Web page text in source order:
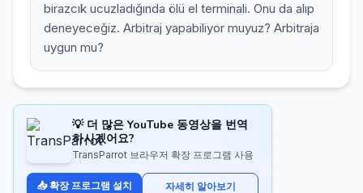
birazcık ucuzladığında ölü el terminali. Onu da alıp
deneyeceğiz. Arbitraj yapabiliyor muyuz? Arbitraja
uygun mu?
💡 더 많은 YouTube 동영상을 번역
하시겠어요?
TransParrot 브라우저 확장 프로그램 사용
📥 확장 프로그램 설치 자세히 알아보기